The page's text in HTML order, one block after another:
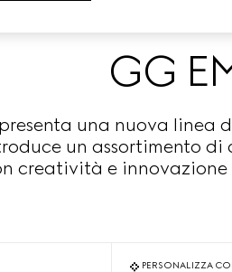
GG
una nuova linea
un assortimento
creatività e
PERSONALIZZA